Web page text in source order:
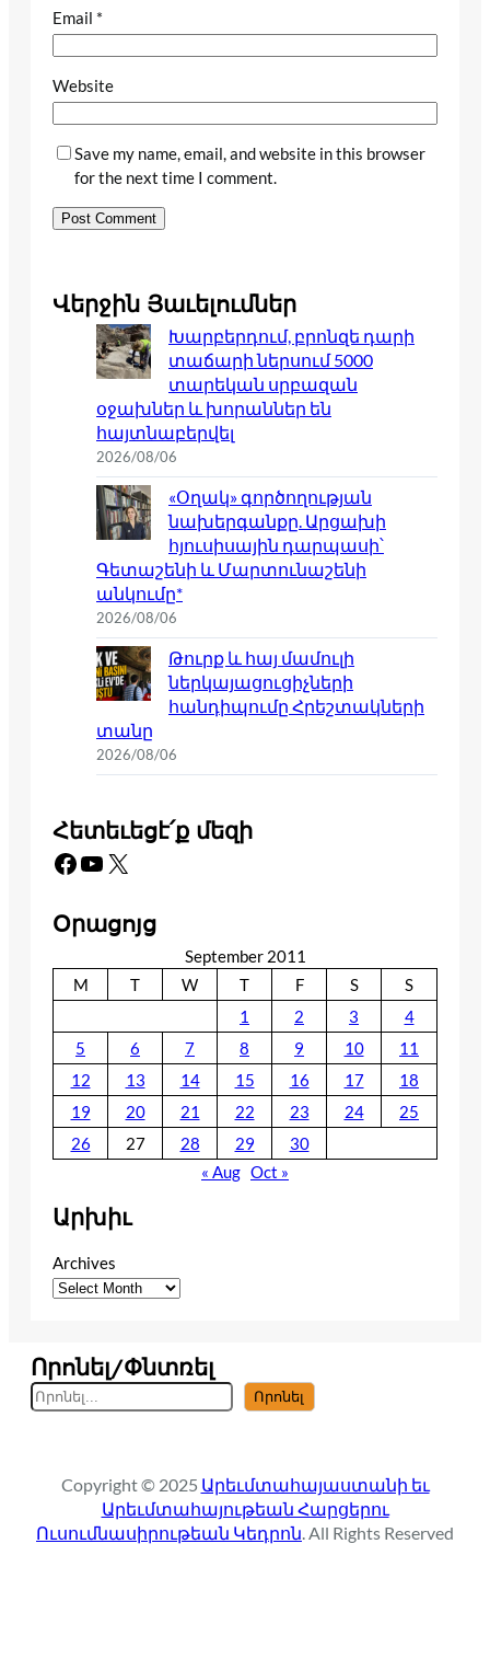
Email *
Website
Save my name, email, and website in this browser
for the next time I comment.
Վերջին Յաւելումներ
Խարբերդում, բրոնզե դարի
տաճարի ներսում 5000
տարեկան սրբազան
օջախներ և խորաններ են
հայտնաբերվել
2026/08/06
«Օղակ» գործողության
նախերգանքը. Արցախի
հյուսիսային դարպասի՝
Գետաշենի և Մարտունաշենի
անկումը*
2026/08/06
Թուրք և հայ մամուլի
ներկայացուցիչների
հանդիպումը Հրեշտակների
տանը
2026/08/06
Հետեւեցէ՛ք մեզի
Facebook YouTube X
Օրացոյց
September 2011
M
T W T F S
S
1
2 3
4
5
6 7 8 9 10
11
12
13 14 15 16 17
18
19
20 21 22 23 24
25
26
27 28 29
30
« Aug Oct »
Արխիւ
Archives
Որոնել/Փնտռել
S
e
c
h
Որոնել
Copyright © 2025 Արեւմտահայաստանի եւ
Արեւմտահայութեան Հարցերու
Ուսումնասիրութեան Կեդրոն . All Rights Reserved